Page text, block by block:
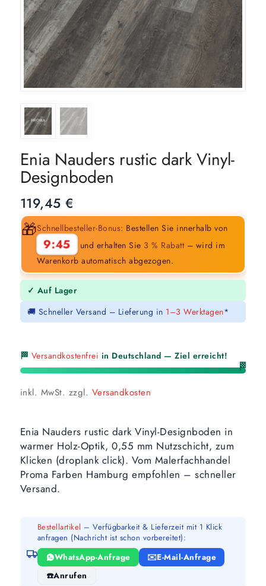
Enia Nauders rustic dark Vinyl-
Designboden
119,45€
🎁Schnellbesteller-Bonus: Bestellen Sie innerhalb von
9:44 und erhalten Sie 3 % Rabatt– wird im
Warenkorb automatisch abgezogen.
✓ Auf Lager
🚚 Schneller Versand – Lieferung in 1–3 Werktagen*
🏁 Versandkostenfrei in Deutschland — Ziel erreicht!
🏁
inkl. MwSt. zzgl. Versandkosten
Enia Nauders rustic dark Vinyl-Designboden in
warmer Holz-Optik, 0,55 mm Nutzschicht, zum
Klicken (droplank click). Vom Malerfachhandel
Proma Farben Hamburg empfohlen – schneller
Versand.
Bestellartikel – Verfügbarkeit & Lieferzeit mit 1 Klick
anfragen (Nachricht ist schon vorbereitet):
WhatsApp-Anfrage
E-Mail-Anfrage
Anrufen